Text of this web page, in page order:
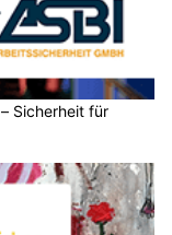
Sicherheit für